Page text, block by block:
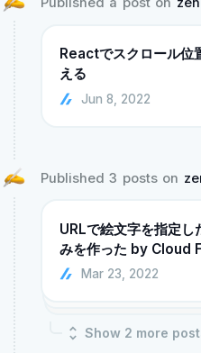
Reactでスクロール位
える
Jun 8, 2022
Published 3 posts on
URLで絵文字を指定
みを作った by Cloud
Mar 23, 2022
Show 2 more post